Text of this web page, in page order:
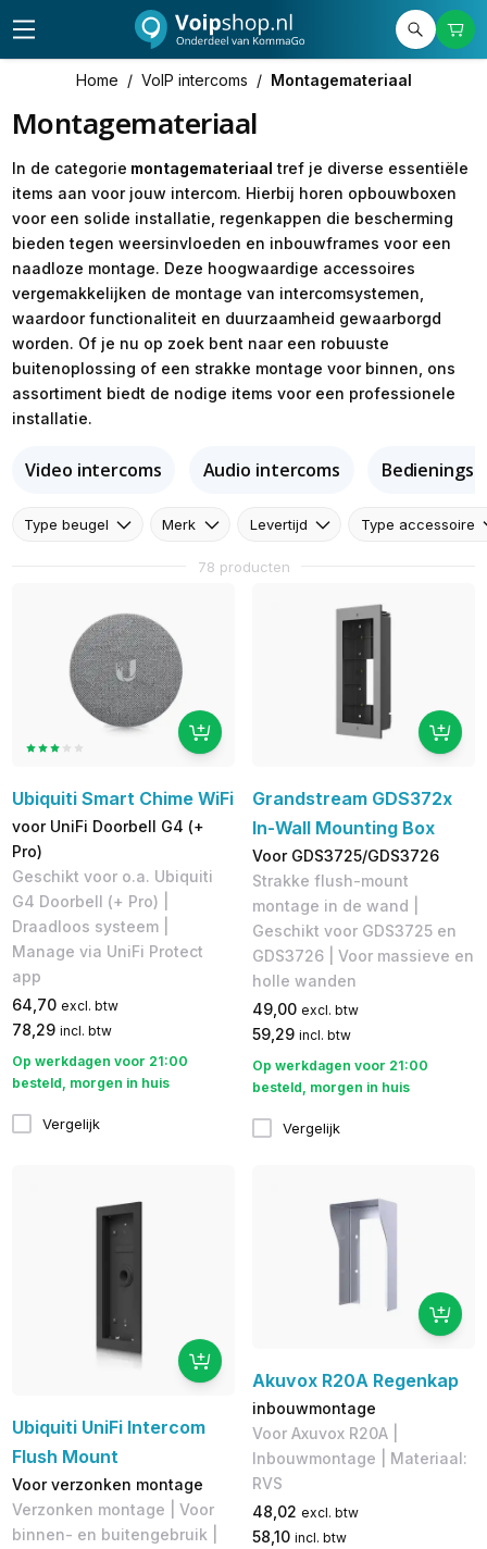
Home / VoIP intercoms / Montagemateriaal
Montagemateriaal
In de categorie montagemateriaal tref je diverse essentiële
items aan voor jouw intercom. Hierbij horen opbouwboxen
voor een solide installatie, regenkappen die bescherming
bieden tegen weersinvloeden en inbouwframes voor een
naadloze montage. Deze hoogwaardige accessoires
vergemakkelijken de montage van intercomsystemen,
waardoor functionaliteit en duurzaamheid gewaarborgd
worden. Of je nu op zoek bent naar een robuuste
buitenoplossing of een strakke montage voor binnen, ons
assortiment biedt de nodige items voor een professionele
installatie.
Video intercoms Audio intercoms
Type beugel Merk Levertijd Type accessoire
78 producten
Ubiquiti Smart Chime WiFi
voor UniFi Doorbell G4 (+
Pro)
Geschikt voor o.a. Ubiquiti
G4 Doorbell (+ Pro) |
Draadloos systeem |
Manage via UniFi Protect
app
64,70 excl. btw
78,29 incl. btw
Op werkdagen voor 21:00
besteld, morgen in huis
Vergelijk
Grandstream GDS372x
In-Wall Mounting Box
Voor GDS3725/GDS3726
Strakke flush-mount
montage in de wand |
Geschikt voor GDS3725 en
GDS3726 | Voor massieve en
holle wanden
49,00 excl. btw
59,29 incl. btw
Op werkdagen voor 21:00
besteld, morgen in huis
Vergelijk
Ubiquiti UniFi Intercom
Flush Mount
Voor verzonken montage
Verzonken montage | Voor
binnen- en buitengebruik |
Akuvox R20A Regenkap
inbouwmontage
Voor Axuvox R20A |
Inbouwmontage | Materiaal:
RVS
48,02 excl. btw
58,10 incl. btw